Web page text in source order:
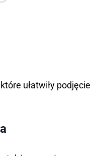
ułatwiły podjęcie